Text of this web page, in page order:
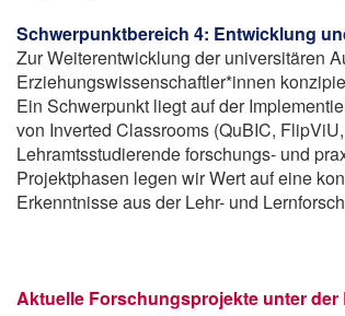
Schwerpunktbereich 4: Entwicklung
Zur Weiterentwicklung der universitären
Erziehungswissenschaftler*innen
Ein Schwerpunkt liegt auf der
von Inverted Classrooms (QuBIC,
Lehramtsstudierende forschungs- und
Projektphasen legen wir Wert auf eine
Erkenntnisse aus der Lehr- und
Aktuelle Forschungsprojekte unter der